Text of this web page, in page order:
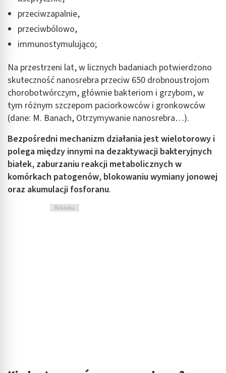
przeciwzapalnie,
przeciwbólowo,
immunostymulująco;
Na przestrzeni lat, w licznych badaniach potwierdzono
skuteczność nanosrebra przeciw 650 drobnoustrojom
chorobotwórczym, głównie bakteriom i grzybom, w
tym różnym szczepom paciorkowców i gronkowców
(dane: M. Banach, Otrzymywanie nanosrebra…).
Bezpośredni mechanizm działania jest wielotorowy i
polega między innymi na dezaktywacji bakteryjnych
białek, zaburzaniu reakcji metabolicznych w
komórkach patogenów, blokowaniu wymiany jonowej
oraz akumulacji fosforanu.
Reklama